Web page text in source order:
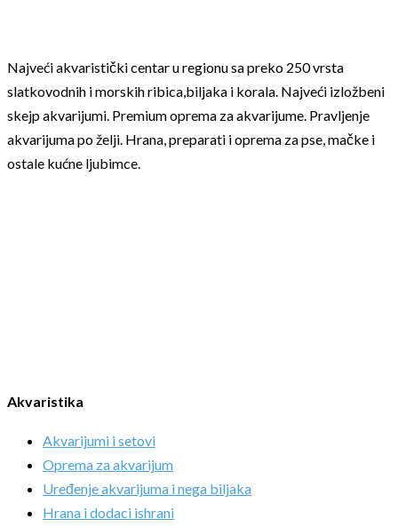
Najveći akvaristički centar u regionu sa preko 250 vrsta
slatkovodnih i morskih ribica,biljaka i korala. Najveći izložbeni
skejp akvarijumi. Premium oprema za akvarijume. Pravljenje
akvarijuma po želji. Hrana, preparati i oprema za pse, mačke i
ostale kućne ljubimce.
Akvaristika
Akvarijumi i setovi
Oprema za akvarijum
Uređenje akvarijuma i nega biljaka
Hrana i dodaci ishrani